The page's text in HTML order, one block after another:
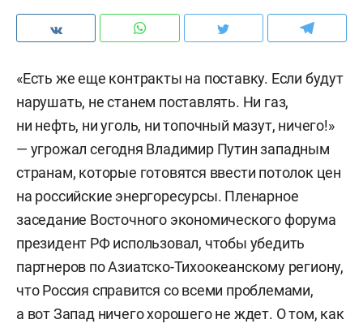
«Есть же еще контракты на поставку. Если будут
нарушать, не станем поставлять. Ни газ,
ни нефть, ни уголь, ни топочный мазут, ничего!»
— угрожал сегодня Владимир Путин западным
странам, которые готовятся ввести потолок цен
на российские энергоресурсы. Пленарное
заседание Восточного экономического форума
президент РФ использовал, чтобы убедить
партнеров по Азиатско-Тихоокеанскому региону,
что Россия справится со всеми проблемами,
а вот Запад ничего хорошего не ждет. О том, как